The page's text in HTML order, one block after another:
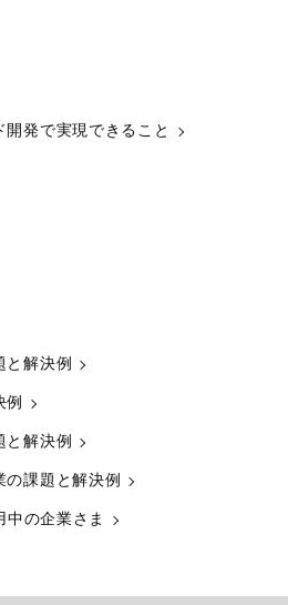
発で実現できること
と解決例
例
と解決例
の課題と解決例
の企業さま